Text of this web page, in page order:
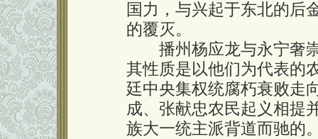
国力，与兴起于东北的后
的覆灭。
播州杨应龙与永宁奢崇
其性质是以他们为代表的
廷中央集权统腐朽衰败走
成、张献忠农民起义相提
族大一统主派背道而驰的